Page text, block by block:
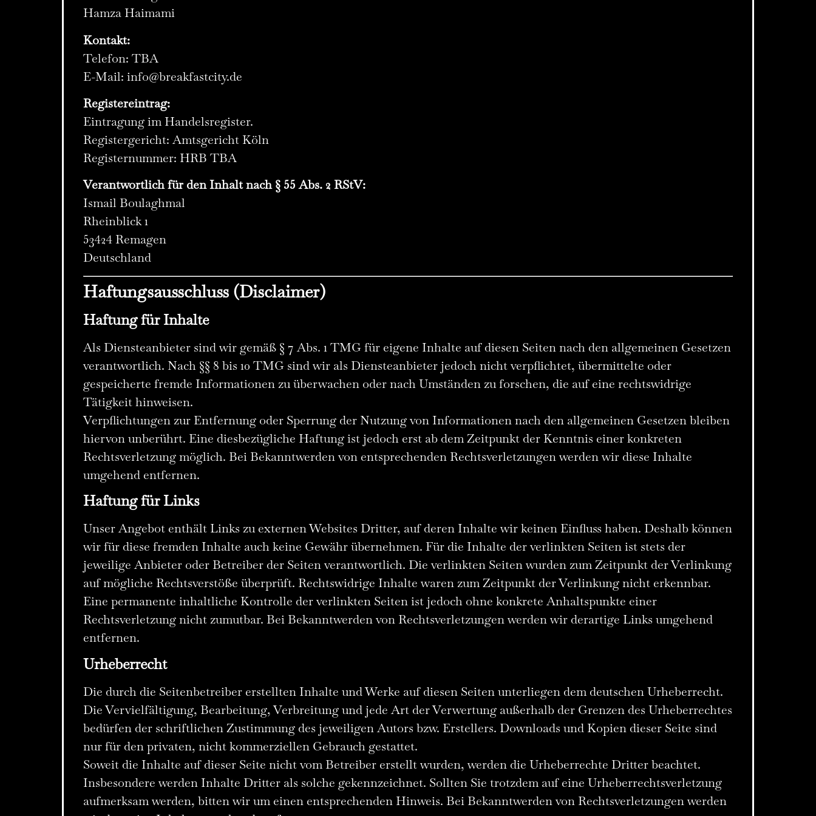
Hamza Haimami
Kontakt:
Telefon: TBA
E-Mail: info@breakfastcity.de
Registereintrag:
Eintragung im Handelsregister.
Registergericht: Amtsgericht Köln
Registernummer: HRB TBA
Verantwortlich für den Inhalt nach § 55 Abs. 2 RStV:
Ismail Boulaghmal
Rheinblick 1
53424 Remagen
Deutschland
Haftungsausschluss (Disclaimer)
Haftung für Inhalte
Als Diensteanbieter sind wir gemäß § 7 Abs. 1 TMG für eigene Inhalte auf diesen Seiten nach den allgemeinen Gesetzen
verantwortlich. Nach §§ 8 bis 10 TMG sind wir als Diensteanbieter jedoch nicht verpflichtet, übermittelte oder
gespeicherte fremde Informationen zu überwachen oder nach Umständen zu forschen, die auf eine rechtswidrige
Tätigkeit hinweisen.
Verpflichtungen zur Entfernung oder Sperrung der Nutzung von Informationen nach den allgemeinen Gesetzen bleiben
hiervon unberührt. Eine diesbezügliche Haftung ist jedoch erst ab dem Zeitpunkt der Kenntnis einer konkreten
Rechtsverletzung möglich. Bei Bekanntwerden von entsprechenden Rechtsverletzungen werden wir diese Inhalte
umgehend entfernen.
Haftung für Links
Unser Angebot enthält Links zu externen Websites Dritter, auf deren Inhalte wir keinen Einfluss haben. Deshalb können
wir für diese fremden Inhalte auch keine Gewähr übernehmen. Für die Inhalte der verlinkten Seiten ist stets der
jeweilige Anbieter oder Betreiber der Seiten verantwortlich. Die verlinkten Seiten wurden zum Zeitpunkt der Verlinkung
auf mögliche Rechtsverstöße überprüft. Rechtswidrige Inhalte waren zum Zeitpunkt der Verlinkung nicht erkennbar.
Eine permanente inhaltliche Kontrolle der verlinkten Seiten ist jedoch ohne konkrete Anhaltspunkte einer
Rechtsverletzung nicht zumutbar. Bei Bekanntwerden von Rechtsverletzungen werden wir derartige Links umgehend
entfernen.
Urheberrecht
Die durch die Seitenbetreiber erstellten Inhalte und Werke auf diesen Seiten unterliegen dem deutschen Urheberrecht.
Die Vervielfältigung, Bearbeitung, Verbreitung und jede Art der Verwertung außerhalb der Grenzen des Urheberrechtes
bedürfen der schriftlichen Zustimmung des jeweiligen Autors bzw. Erstellers. Downloads und Kopien dieser Seite sind
nur für den privaten, nicht kommerziellen Gebrauch gestattet.
Soweit die Inhalte auf dieser Seite nicht vom Betreiber erstellt wurden, werden die Urheberrechte Dritter beachtet.
Insbesondere werden Inhalte Dritter als solche gekennzeichnet. Sollten Sie trotzdem auf eine Urheberrechtsverletzung
aufmerksam werden, bitten wir um einen entsprechenden Hinweis. Bei Bekanntwerden von Rechtsverletzungen werden